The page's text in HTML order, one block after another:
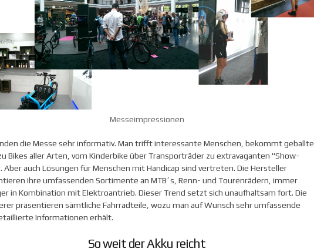
Messeimpressionen
die Messe sehr informativ. Man trifft interessante Menschen, bekommt geballte
Bikes aller Arten, vom Kinderbike über Transporträder zu extravaganten "Show-
Aber auch Lösungen für Menschen mit Handicap sind vertreten. Die Hersteller
ihre umfassenden Sortimente an MTB´s, Renn- und Tourenrädern, immer
in Kombination mit Elektroantrieb. Dieser Trend setzt sich unaufhaltsam fort. Die
präsentieren sämtliche Fahrradteile, wozu man auf Wunsch sehr umfassende
Informationen erhält.
So weit der Akku reicht